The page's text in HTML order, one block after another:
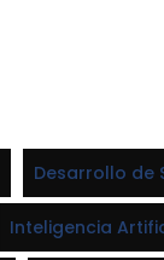
Desarrollo de
Inteligencia